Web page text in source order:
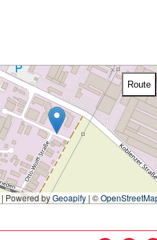
Route
|Powered byGeoapify | ©